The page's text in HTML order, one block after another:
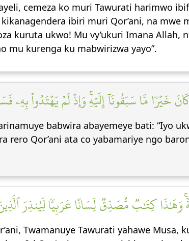
cemeza ko muri Tawurati harimwo
ibiri muri Qor’ani, na mwe
kuruta ukwo! Mu vy’ukuri Imana Allah,
mu kurenga ku mabwirizwa yayo”.
خَيۡرٗا مَّا سَبَقُونَآ إِلَيۡهِۚ وَإِذۡ لَمۡ يَهۡتَدُواْ بِهِۦ
babwira abayemeye bati: “Iyo
rero Qor’ani ata co yabamariye ngo
كِتَٰبٞ مُّصَدِّقٞ لِّسَانًا عَرَبِيّٗا لِّيُنذِرَ
Twamanuye Tawurati yahawe Musa,